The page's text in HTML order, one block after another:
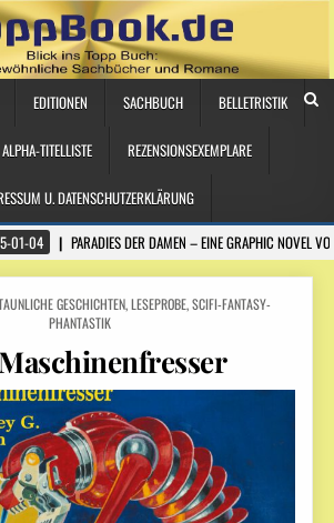
EDITIONEN SACHBUCH BELLETRISTIK
ALPHA-TITELLISTE REZENSIONSEXEMPLARE
U. DATENSCHUTZERKLÄRUNG
01-04 PARADIES DER DAMEN – EINE GRAPHIC NOVEL
GESCHICHTEN,LESEPROBE,SCIFI-FANTASY-
PHANTASTIK